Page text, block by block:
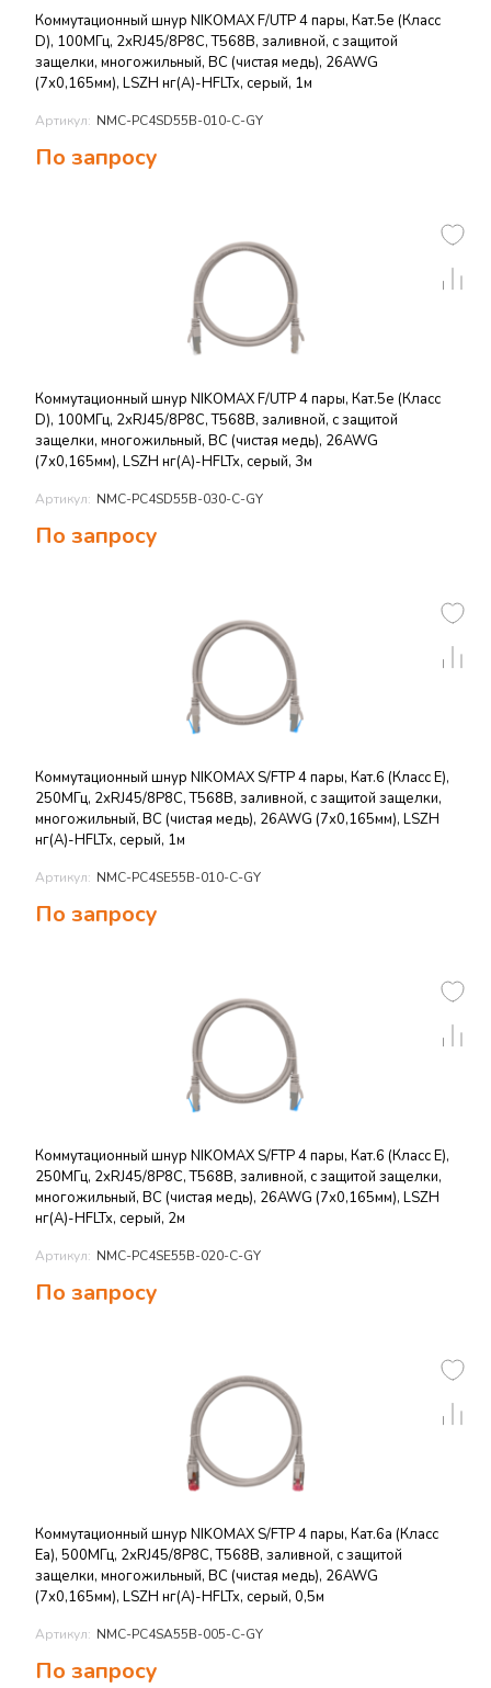
Коммутационный шнур NIKOMAX F/UTP 4 пары, Кат.5е (Класс
D), 100МГц, 2хRJ45/8P8C, T568B, заливной, с защитой
защелки, многожильный, BC (чистая медь), 26AWG
(7х0,165мм), LSZH нг(А)-HFLTx, серый, 1м
Артикул: NMC-PC4SD55B-010-C-GY
По запросу
Коммутационный шнур NIKOMAX F/UTP 4 пары, Кат.5е (Класс
D), 100МГц, 2хRJ45/8P8C, T568B, заливной, с защитой
защелки, многожильный, BC (чистая медь), 26AWG
(7х0,165мм), LSZH нг(А)-HFLTx, серый, 3м
Артикул: NMC-PC4SD55B-030-C-GY
По запросу
Коммутационный шнур NIKOMAX S/FTP 4 пары, Кат.6 (Класс E),
250МГц, 2хRJ45/8P8C, T568B, заливной, с защитой защелки,
многожильный, BC (чистая медь), 26AWG (7х0,165мм), LSZH
нг(А)-HFLTx, серый, 1м
Артикул: NMC-PC4SE55B-010-C-GY
По запросу
Коммутационный шнур NIKOMAX S/FTP 4 пары, Кат.6 (Класс E),
250МГц, 2хRJ45/8P8C, T568B, заливной, с защитой защелки,
многожильный, BC (чистая медь), 26AWG (7х0,165мм), LSZH
нг(А)-HFLTx, серый, 2м
Артикул: NMC-PC4SE55B-020-C-GY
По запросу
Коммутационный шнур NIKOMAX S/FTP 4 пары, Кат.6a (Класс
Ea), 500МГц, 2хRJ45/8P8C, T568B, заливной, с защитой
защелки, многожильный, BC (чистая медь), 26AWG
(7х0,165мм), LSZH нг(А)-HFLTx, серый, 0,5м
Артикул: NMC-PC4SA55B-005-C-GY
По запросу